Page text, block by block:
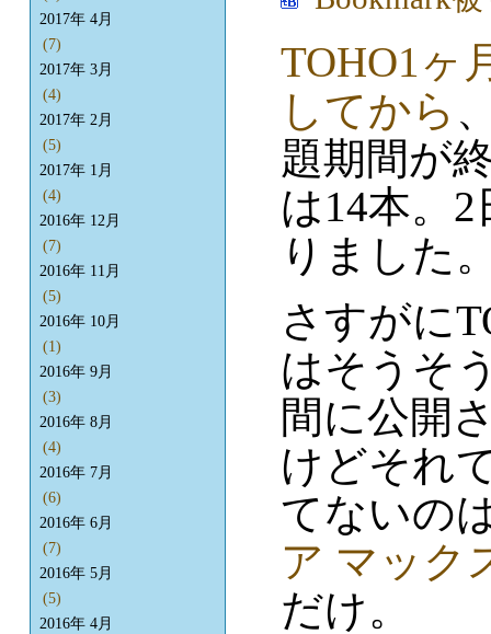
TOHO1ヶ
してから
題期間が
は14本。
りました
さすがに
はそうそ
間に公開
けどそれ
てないの
ア マック
だけ。
2017年 4月
(7)
2017年 3月
(4)
2017年 2月
(5)
2017年 1月
(4)
2016年 12月
(7)
2016年 11月
(5)
2016年 10月
(1)
2016年 9月
(3)
2016年 8月
(4)
2016年 7月
(6)
2016年 6月
(7)
2016年 5月
(5)
2016年 4月